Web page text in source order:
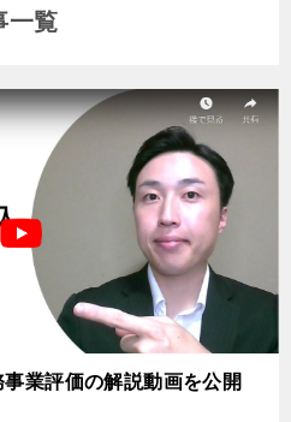
一覧
事業評価の解説動画を公開